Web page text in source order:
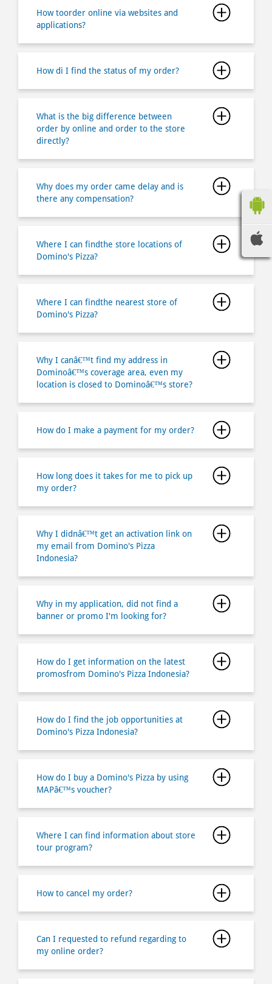
What is the big difference between
directly?
Why does my order came delay and is
there any compensation?
Domino's Pizza?
Domino's Pizza?
Dominoâ€™s coverage area, even my
location is closed to Dominoâ€™s store?
How do I make a payment for my order?
How long does it takes for me to pick up
my email from Domino's Pizza
Indonesia?
Why in my application, did not find a
banner or promo I'm looking for?
promosfrom Domino's Pizza Indonesia?
Domino's Pizza Indonesia?
MAPâ€™s voucher?
tour program?
Can I requested to refund regarding to
online ordering?